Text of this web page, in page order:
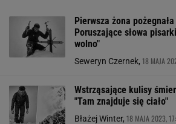
Pierwsza żona
Poruszające słowa
wolno"
Seweryn Czernek, 18 MAJA
Wstrząsające kulisy
"Tam znajduje się ciało"
Błażej Winter, 18 MAJA 2023,